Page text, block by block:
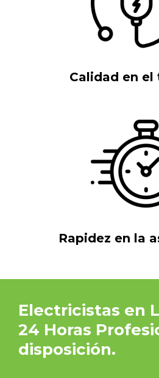
Calidad en el
Rapidez en la
Electricistas en
24 Horas
disposición.